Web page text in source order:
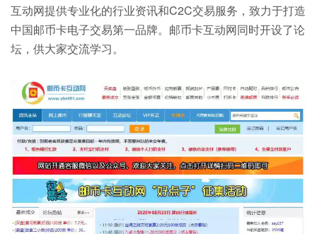
互动网提供专业化的行业资讯和C2C交易服务，致力于打造
中国邮币卡电子交易第一品牌。邮币卡互动网同时开设了论
坛，供大家交流学习。